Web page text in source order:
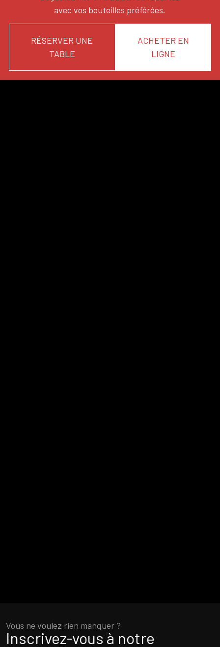
avec vos bouteilles préférées.
RÉSERVER UNE
TABLE
ACHETER EN
LIGNE
Vous ne voulez rien manquer ?
Inscrivez-vous à notre